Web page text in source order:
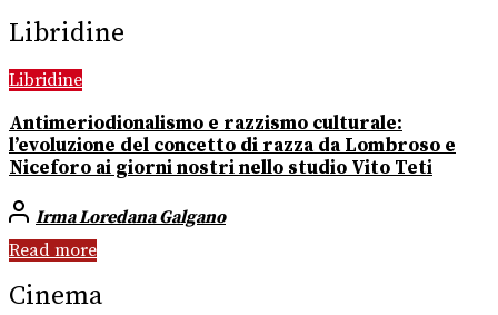
Libridine
Libridine
Antimeriodionalismo e razzismo culturale:
l’evoluzione del concetto di razza da Lombroso e
Niceforo ai giorni nostri nello studio Vito Teti
Irma Loredana Galgano
Read more
Cinema